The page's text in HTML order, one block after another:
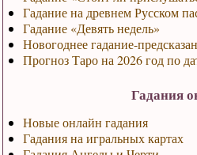
Гадание на древнем Русском
Гадание «Девять недель»
Новогоднее гадание-
Прогноз Таро на 2026 год по
Гадания
Новые онлайн гадания
Гадания на игральных картах